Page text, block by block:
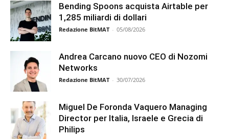
Bending Spoons acquista Airtable per
1,285 miliardi di dollari
Redazione BitMAT - 05/08/2026
Andrea Carcano nuovo CEO di Nozomi
Networks
Redazione BitMAT - 30/07/2026
Miguel De Foronda Vaquero Managing
Director per Italia, Israele e Grecia di
Philips